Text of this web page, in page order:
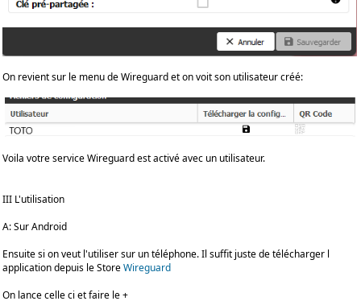
On revient sur le menu de Wireguard et on voit son utilisateur créé:
Voila votre service Wireguard est activé avec un utilisateur.
III L'utilisation
A: Sur Android
Ensuite si on veut l'utiliser sur un téléphone. Il suffit juste de télécharger l
application depuis le StoreWireguard
On lance celle ci et faire le +